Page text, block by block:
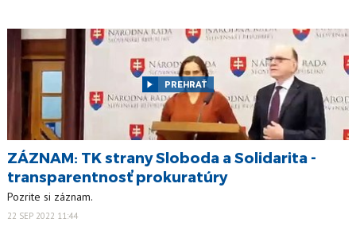
PREHRAŤ
ZÁZNAM: TK strany Sloboda a Solidarita -
transparentnosť prokuratúry
Pozrite si záznam.
22 SEP 2022 11:44